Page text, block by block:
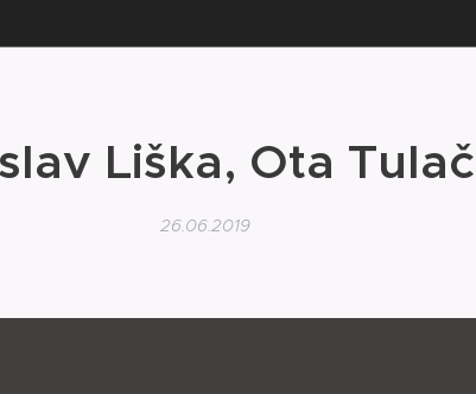
Liška, Ota
26.06.2019